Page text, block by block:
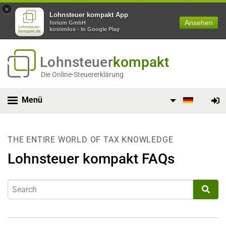
×
Lohnsteuer kompakt App
forium GmbH
kostenlos - In Google Play
Ansehen
Lohnsteuerkompakt
Die Online-Steuererklärung
Menü
THE ENTIRE WORLD OF TAX KNOWLEDGE
Lohnsteuer kompakt FAQs